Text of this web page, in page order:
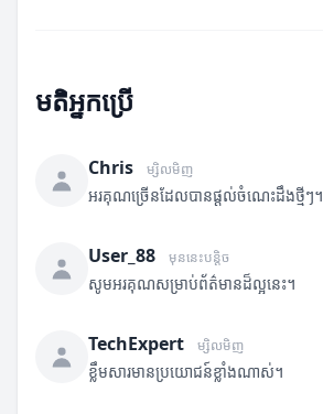
មតិអ្នកប្រើ
Chris ម្សិលមិញ
អរគុណច្រើនដែលបានផ្តល់ចំណេះដឹងថ្មីៗ។
User_88 មុននេះបន្តិច
សូមអរគុណសម្រាប់ព័ត៌មានដ៏ល្អនេះ។
TechExpert ម្សិលមិញ
ខ្លឹមសារមានប្រយោជន៍ខ្លាំងណាស់។